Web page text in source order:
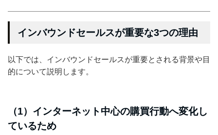
インバウンドセールスが重要な3つの理由
以下では、インバウンドセールスが重要とされる背景や目
的について説明します。
（1）インターネット中心の購買行動へ変化し
ているため